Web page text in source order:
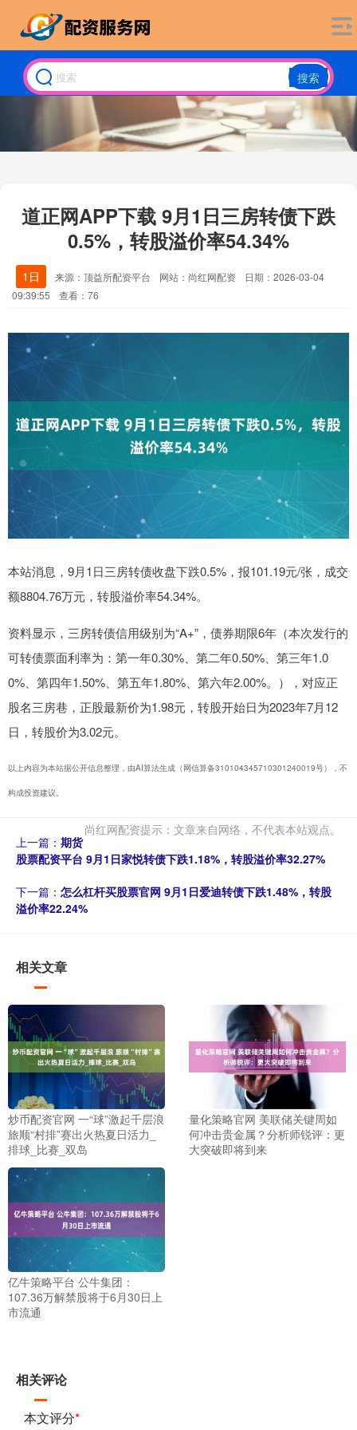
搜索
道正网APP下载 9月1日三房转债下跌
0.5%，转股溢价率54.34%
1日 来源：顶益所配资平台 网站：尚红网配资
日期：2026-03-04
09:39:55
查看：76
本站消息，9月1日三房转债收盘下跌0.5%，报101.19元/张，成交
额8804.76万元，转股溢价率54.34%。
资料显示，三房转债信用级别为“A+”，债券期限6年（本次发行的
可转债票面利率为：第一年0.30%、第二年0.50%、第三年1.0
0%、第四年1.50%、第五年1.80%、第六年2.00%。），对应正
股名三房巷，正股最新价为1.98元，转股开始日为2023年7月12
日，转股价为3.02元。
以上内容为本站据公开信息整理，由AI算法生成（网信算备310104345710301240019号），不
构成投资建议。
尚红网配资提示：文章来自网络，不代表本站观点。
上一篇： 期货
股票配资平台 9月1日家悦转债下跌1.18%，转股溢价率32.27%
下一篇： 怎么杠杆买股票官网 9月1日爱迪转债下跌1.48%，转股
溢价率22.24%
相关文章
炒币配资官网 一“球”激起千层浪
旅顺“村排”赛出火热夏日活力_
排球_比赛_双岛
量化策略官网 美联储关键周如
何冲击贵金属？分析师锐评：更
大突破即将到来
亿牛策略平台 公牛集团：
107.36万解禁股将于6月30日上
市流通
相关评论
本文评分*